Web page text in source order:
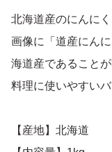
北海道産のにんにく
画像に「道産にん
海道産であることが
料理に使いやすい
【産地】北海道